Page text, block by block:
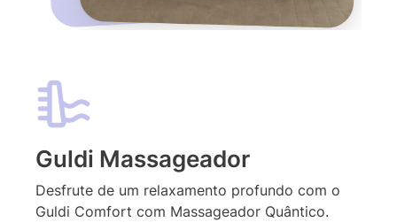
Guldi Massageador
Desfrute de um relaxamento profundo com o
Guldi Comfort com Massageador Quântico.